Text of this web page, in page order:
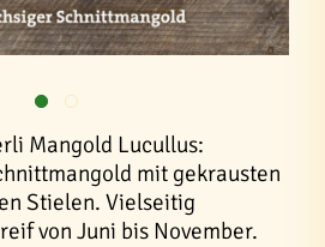
Mangold Lucullus:
mit gekrausten
Stielen. Vielseitig
von Juni bis November.